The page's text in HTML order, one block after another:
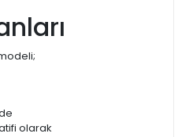
olarak